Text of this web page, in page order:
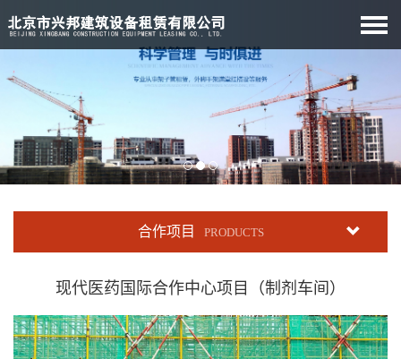
合作项目 PRODUCTS
现代医药国际合作中心项目（制剂车间）